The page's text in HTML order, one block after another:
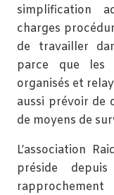
simplification
charges
de travailler
parce que les
organisés et
aussi prévoir de
de moyens de
L’association
préside